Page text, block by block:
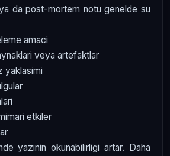
da post-mortem notu genelde su
amaci
veya artefaktlar
yaklasimi
etkiler
yazinin okunabilirligi artar. Daha